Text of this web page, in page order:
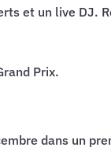
et un live DJ.
Prix.
dans un